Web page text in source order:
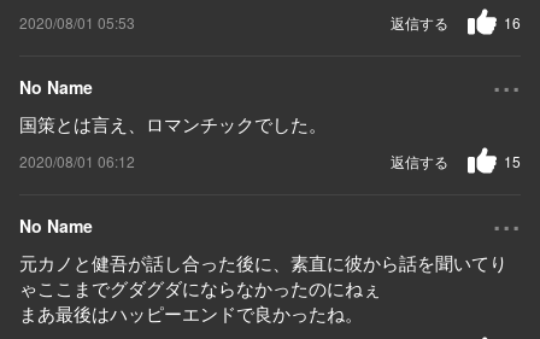
2020/08/01 05:53 16
返信する
No Name ...
国策とは言え、ロマンチックでした。
2020/08/01 06:12 15
返信する
No Name ...
元カノと健吾が話し合った後に、素直に彼から話を聞いてり
ゃここまでグダグダにならなかったのにねぇ
まあ最後はハッピーエンドで良かったね。